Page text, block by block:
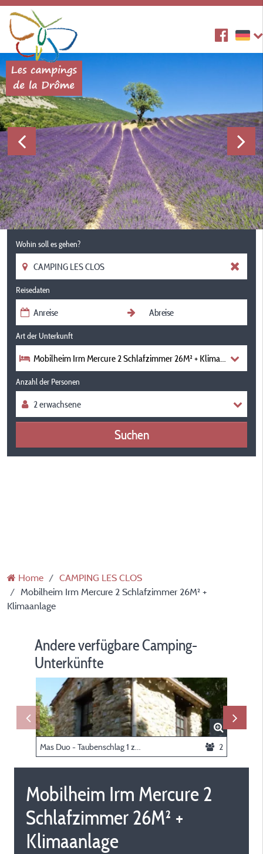
Wohin soll es gehen?
Reisedaten
Art der Unterkunft
Mobilheim Irm Mercure 2 Schlafzimmer 26M² + Klimaanlage
Anzahl der Personen
Suchen
Home
CAMPING LES CLOS
Mobilheim Irm Mercure 2 Schlafzimmer 26M² +
Klimaanlage
Andere verfügbare Camping-
Unterkünfte
2
Mobilheim Irm Mercure 2
Schlafzimmer 26M² +
Klimaanlage